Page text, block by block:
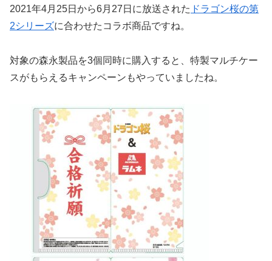
2021年4月25日から6月27日に放送された ドラゴン桜の第
2シリーズに合わせたコラボ商品ですね。
対象の森永製品を3個同時に購入すると、特製マルチケー
スがもらえるキャンペーンもやっていましたね。